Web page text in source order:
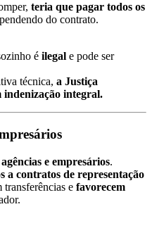
teria que pagar todos os
do contrato.
é ilegal e pode ser
técnica, a Justiça
indenização integral.
e empresários.
a contratos de representação
e favorecem